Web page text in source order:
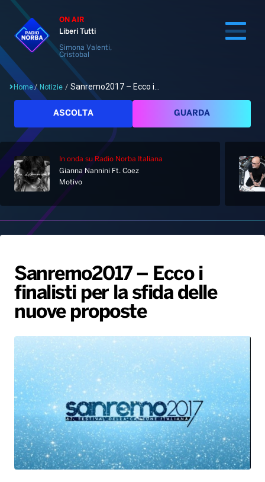
ON AIR
Liberi Tutti
Simona Valenti,
Cristobal
Home
Palinsesto
Hit Dance
Giochi&Concorsi
PALATOUR
Notizie
Locali
Musica e Spettacolo
Sport
Radio Norba Consiglia
Leggerissime
Playlist
Generale
Novità
Notiziario
Interviste
Oroscopo
Speciale Astrabilia 2026
Gallery
Radio Norba News TV
Voce al Bari
Battiti Live 2026
Gallery
Home/ Notizie / Sanremo2017 – Ecco i...
ASCOLTA GUARDA
In onda su Radio Norba Italiana
Gianna Nannini Ft. Coez
Motivo
Sanremo2017 – Ecco i
finalisti per la sfida delle
nuove proposte